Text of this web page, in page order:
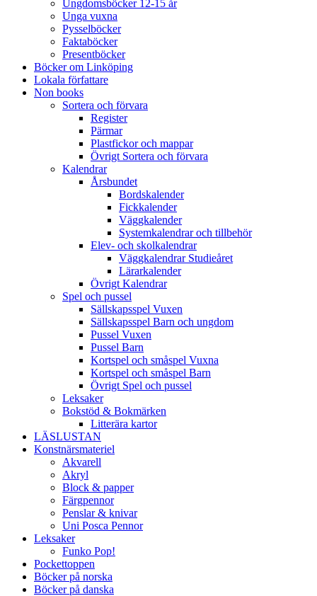
Ungdomsböcker 12-15 år
Unga vuxna
Pysselböcker
Faktaböcker
Presentböcker
Böcker om Linköping
Lokala författare
Non books
Sortera och förvara
Register
Pärmar
Plastfickor och mappar
Övrigt Sortera och förvara
Kalendrar
Årsbundet
Bordskalender
Fickkalender
Väggkalender
Systemkalendrar och tillbehör
Elev- och skolkalendrar
Väggkalendrar Studieåret
Lärarkalender
Övrigt Kalendrar
Spel och pussel
Sällskapsspel Vuxen
Sällskapsspel Barn och ungdom
Pussel Vuxen
Pussel Barn
Kortspel och småspel Vuxna
Kortspel och småspel Barn
Övrigt Spel och pussel
Leksaker
Bokstöd & Bokmärken
Litterära kartor
LÄSLUSTAN
Konstnärsmateriel
Akvarell
Akryl
Block & papper
Färgpennor
Penslar & knivar
Uni Posca Pennor
Leksaker
Funko Pop!
Pockettoppen
Böcker på norska
Böcker på danska